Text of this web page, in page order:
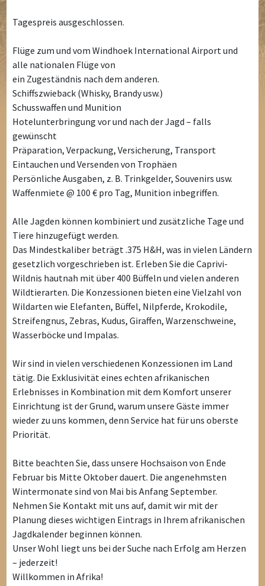
Tagespreis ausgeschlossen.
Flüge zum und vom Windhoek International Airport und
alle nationalen Flüge von
ein Zugeständnis nach dem anderen.
Schiffszwieback (Whisky, Brandy usw.)
Schusswaffen und Munition
Hotelunterbringung vor und nach der Jagd – falls
gewünscht
Präparation, Verpackung, Versicherung, Transport
Eintauchen und Versenden von Trophäen
Persönliche Ausgaben, z. B. Trinkgelder, Souvenirs usw.
Waffenmiete @ 100 € pro Tag, Munition inbegriffen.
Alle Jagden können kombiniert und zusätzliche Tage und
Tiere hinzugefügt werden.
Das Mindestkaliber beträgt .375 H&H, was in vielen Ländern
gesetzlich vorgeschrieben ist. Erleben Sie die Caprivi-
Wildnis hautnah mit über 400 Büffeln und vielen anderen
Wildtierarten. Die Konzessionen bieten eine Vielzahl von
Wildarten wie Elefanten, Büffel, Nilpferde, Krokodile,
Streifengnus, Zebras, Kudus, Giraffen, Warzenschweine,
Wasserböcke und Impalas.
Wir sind in vielen verschiedenen Konzessionen im Land
tätig. Die Exklusivität eines echten afrikanischen
Erlebnisses in Kombination mit dem Komfort unserer
Einrichtung ist der Grund, warum unsere Gäste immer
wieder zu uns kommen, denn Service hat für uns oberste
Priorität.
Bitte beachten Sie, dass unsere Hochsaison von Ende
Februar bis Mitte Oktober dauert. Die angenehmsten
Wintermonate sind von Mai bis Anfang September.
Nehmen Sie Kontakt mit uns auf, damit wir mit der
Planung dieses wichtigen Eintrags in Ihrem afrikanischen
Jagdkalender beginnen können.
Unser Wohl liegt uns bei der Suche nach Erfolg am Herzen
– jederzeit!
Willkommen in Afrika!